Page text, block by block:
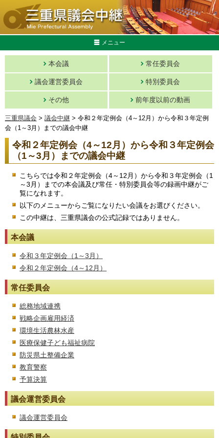
メニュー
本会議 常任委員会
議会運営委員会 特別委員会
その他 前年度以前の動画
三重県議会 > 議会中継 > 令和２年定例会（4～12月）から令和３年定例
会（1～3月）までの議会中継
令和２年定例会（4～12月）から令和３年定例会
（1～3月）までの議会中継
こちらでは令和２年定例会（4～12月）から令和３年定例会（1
～3月）までの本会議及び常任・特別委員会等の録画中継がご
覧になれます。
以下のメニューからご覧になりたい会議をお選びください。
この中継は、三重県議会の公式記録ではありません。
本会議
令和３年定例会（1～3月）
令和２年定例会（4～12月）
常任委員会
総務地域連携
戦略企画雇用経済
環境生活農林水産
医療保健子ども福祉病院
防災県土整備企業
教育警察
予算決算
議会運営委員会
議会運営委員会